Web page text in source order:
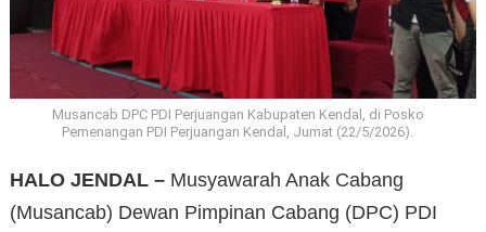
Musancab DPC PDI Perjuangan Kabupaten Kendal, di Posko
Pemenangan PDI Perjuangan Kendal, Jumat (22/5/2026).
HALO JENDAL – Musyawarah Anak Cabang
(Musancab) Dewan Pimpinan Cabang (DPC) PDI